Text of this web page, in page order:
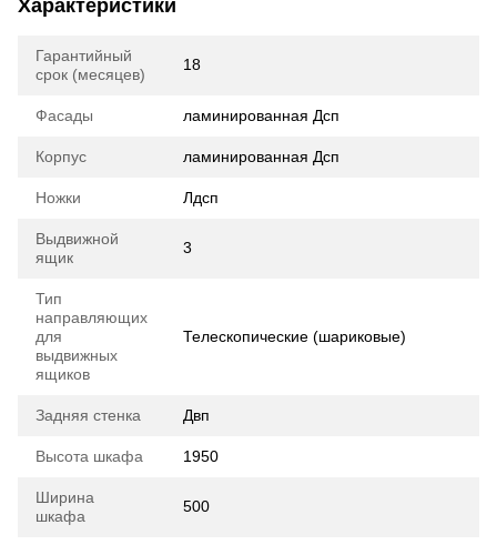
Характеристики
Гарантийный
срок (месяцев)
18
Фасады ламинированная Дсп
Корпус ламинированная Дсп
Ножки Лдсп
Выдвижной
ящик
3
Тип
направляющих
для
выдвижных
ящиков
Телескопические (шариковые)
Задняя стенка Двп
Высота шкафа 1950
Ширина
шкафа
500